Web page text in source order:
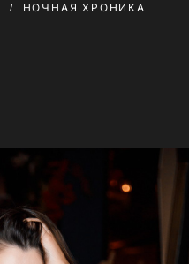
НОЧНАЯ ХРОНИКА